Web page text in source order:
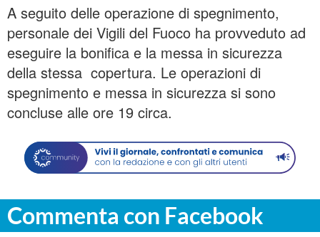
A seguito delle operazione di spegnimento,
personale dei Vigili del Fuoco ha provveduto ad
eseguire la bonifica e la messa in sicurezza
della stessa copertura. Le operazioni di
spegnimento e messa in sicurezza si sono
concluse alle ore 19 circa.
Commenta con Facebook